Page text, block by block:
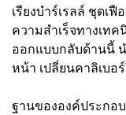
เรียงบำร์เรลล์ ชุดเ
ความสำเร็จทางเท
ออกแบบกลับด้านนี้
หน้า เปลี่ยนคาลิเบอ
ฐานขององค์ประกอ